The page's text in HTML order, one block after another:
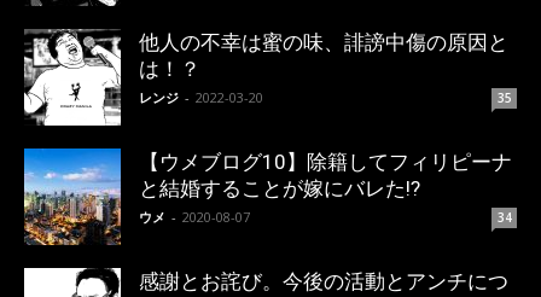
他人の不幸は蜜の味、誹謗中傷の原因と
は！？
レンジ - 2022-03-20 35
【ウメブログ10】除籍してフィリピーナ
と結婚することが嫁にバレた!?
ウメ - 2020-08-07 34
感謝とお詫び。今後の活動とアンチにつ